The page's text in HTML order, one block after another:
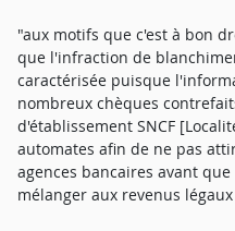
"aux motifs que c'est à bon
que l'infraction de
caractérisée puisque
nombreux chèques
d'établissement SNCF
automates afin de ne pas
agences bancaires avant
mélanger aux revenus